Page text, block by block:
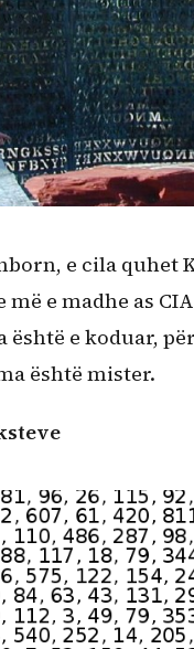
e cila quhet
e madhe as
është e koduar,
është mister.